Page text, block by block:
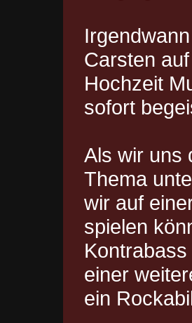
Carsten
Hochzeit
sofort
Als wir uns
Thema
wir auf
spielen
einer
ein